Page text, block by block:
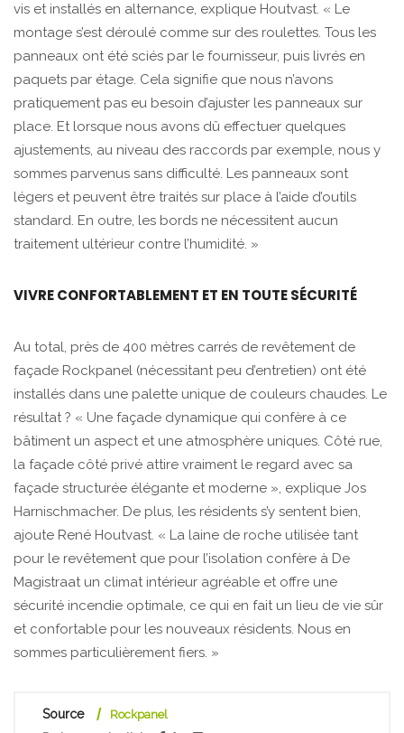
vis et installés en alternance, explique Houtvast. « Le
montage s’est déroulé comme sur des roulettes. Tous les
panneaux ont été sciés par le fournisseur, puis livrés en
paquets par étage. Cela signifie que nous n’avons
pratiquement pas eu besoin d’ajuster les panneaux sur
place. Et lorsque nous avons dû effectuer quelques
ajustements, au niveau des raccords par exemple, nous y
sommes parvenus sans difficulté. Les panneaux sont
légers et peuvent être traités sur place à l’aide d’outils
standard. En outre, les bords ne nécessitent aucun
traitement ultérieur contre l’humidité. »
VIVRE CONFORTABLEMENT ET EN TOUTE SÉCURITÉ
Au total, près de 400 mètres carrés de revêtement de
façade Rockpanel (nécessitant peu d’entretien) ont été
installés dans une palette unique de couleurs chaudes. Le
résultat ? « Une façade dynamique qui confère à ce
bâtiment un aspect et une atmosphère uniques. Côté rue,
la façade côté privé attire vraiment le regard avec sa
façade structurée élégante et moderne », explique Jos
Harnischmacher. De plus, les résidents s’y sentent bien,
ajoute René Houtvast. « La laine de roche utilisée tant
pour le revêtement que pour l’isolation confère à De
Magistraat un climat intérieur agréable et offre une
sécurité incendie optimale, ce qui en fait un lieu de vie sûr
et confortable pour les nouveaux résidents. Nous en
sommes particulièrement fiers. »
Source Rockpanel